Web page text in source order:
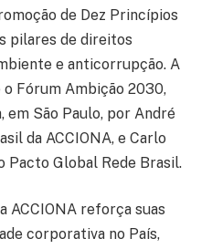
de Dez Princípios
pilares de direitos
e anticorrupção. A
Fórum Ambição 2030,
em São Paulo, por André
da ACCIONA, e Carlo
Pacto Global Rede Brasil.
ACCIONA reforça suas
corporativa no País,